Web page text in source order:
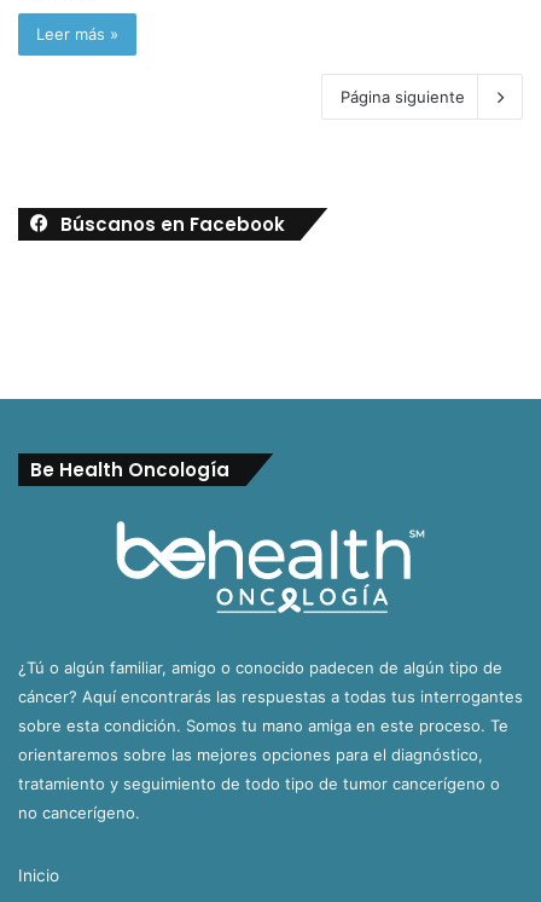
Leer más »
Página siguiente
Búscanos en Facebook
Be Health Oncología
¿Tú o algún familiar, amigo o conocido padecen de algún tipo de
cáncer? Aquí encontrarás las respuestas a todas tus interrogantes
sobre esta condición. Somos tu mano amiga en este proceso. Te
orientaremos sobre las mejores opciones para el diagnóstico,
tratamiento y seguimiento de todo tipo de tumor cancerígeno o
no cancerígeno.
Inicio